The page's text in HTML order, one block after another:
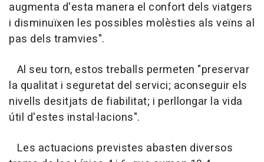
augmenta d'esta manera el confort dels viatgers
i disminuïxen les possibles molèsties als veïns al
pas dels tramvies".
Al seu torn, estos treballs permeten "preservar
la qualitat i seguretat del servici; aconseguir els
nivells desitjats de fiabilitat; i perllongar la vida
útil d'estes instal·lacions".
Les actuacions previstes abasten diversos